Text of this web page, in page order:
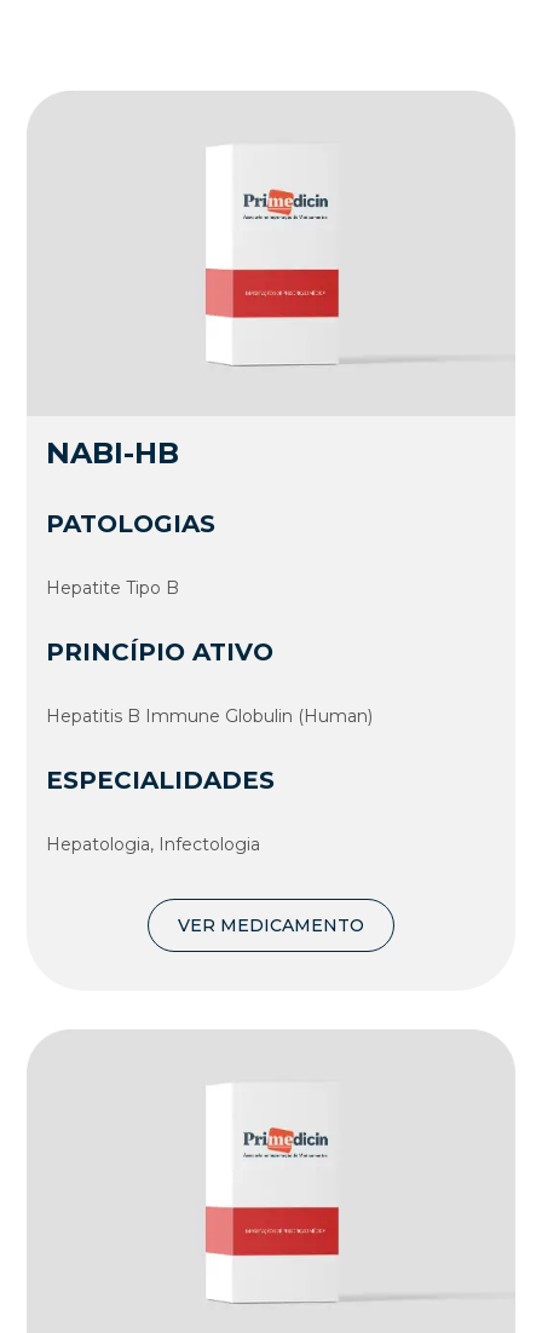
NABI-HB
PATOLOGIAS
Hepatite Tipo B
PRINCÍPIO ATIVO
Hepatitis B Immune Globulin (Human)
ESPECIALIDADES
Hepatologia, Infectologia
VER MEDICAMENTO